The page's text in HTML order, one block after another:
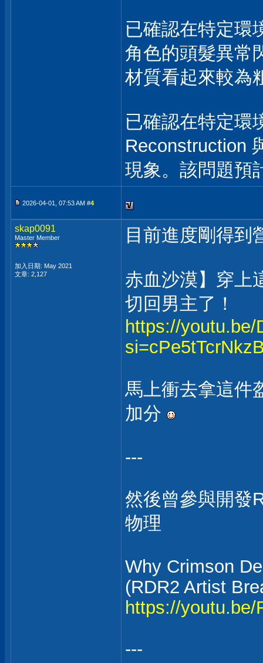
已確認在特定環
角色的頭髮異常
材質看起來較為
已確認在特定環
Reconstruction
現象。該問題預
2026-04-01, 07:53 AM #4
skap0091
Master Member
加入日期: May 2021
文章: 2,127
目前進度剛得到
赤血沙漠】穿上
切回男主了！
https://
馬上衝去拿這件
加分
---
然後曾參與開發
物理
Why Crimson
(RDR2 Artist
https://
---